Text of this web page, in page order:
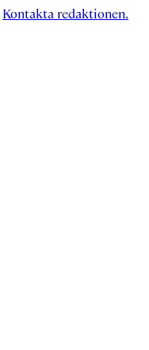
Kontakta redaktionen.